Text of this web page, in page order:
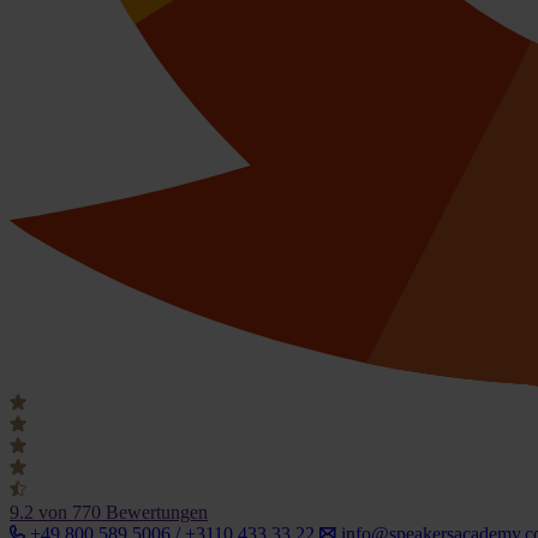
9.2 von 770 Bewertungen
+49 800 589 5006 / +3110 433 33 22